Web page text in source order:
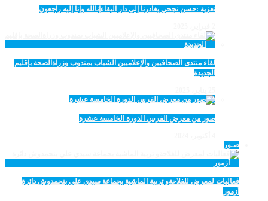
تعزية :حسن نجحي يغادرنا إلى دار البقاءإنالله وإنا إليه راجعون
لقاء منتدى الصحافيين والإعلاميين الشباب بمندوب وزراةالصحة بإقليم
الجديدة
صور من معرض الفرس الدورة الخامسة عشرة
صـور
فعاليات لمعرض للفلاحةو تربية الماشية بجماعة سيدي علي بنحمدوش دائرة
أزمور